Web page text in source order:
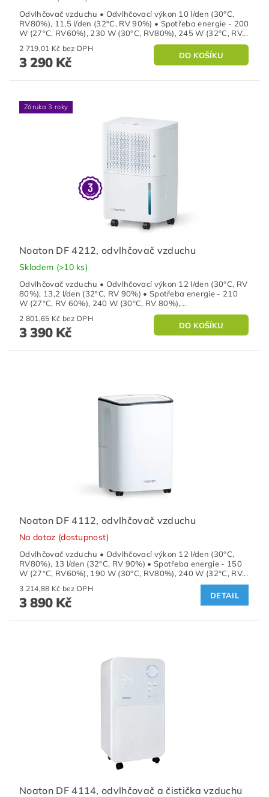
Odvlhčovač vzduchu • Odvlhčovací výkon 10 l/den (30°C,
RV80%), 11,5 l/den (32°C, RV 90%) • Spotřeba energie - 200
W (27°C, RV60%), 230 W (30°C, RV80%), 245 W (32°C, RV...
2 719,01 Kč bez DPH
3 290 Kč
Záruka 3 roky
Noaton DF 4212, odvlhčovač vzduchu
Skladem (>10 ks)
Odvlhčovač vzduchu • Odvlhčovací výkon 12 l/den (30°C, RV
80%), 13,2 l/den (32°C, RV 90%) • Spotřeba energie - 210
W (27°C, RV 60%), 240 W (30°C, RV 80%),...
2 801,65 Kč bez DPH
3 390 Kč
Noaton DF 4112, odvlhčovač vzduchu
Na dotaz (dostupnost)
Odvlhčovač vzduchu • Odvlhčovací výkon 12 l/den (30°C,
RV80%), 13 l/den (32°C, RV 90%) • Spotřeba energie - 150
W (27°C, RV60%), 190 W (30°C, RV80%), 240 W (32°C, RV...
3 214,88 Kč bez DPH
3 890 Kč DETAIL
Noaton DF 4114, odvlhčovač a čistička vzduchu